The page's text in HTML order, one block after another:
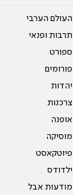
העולם הערבי
תרבות ופנאי
ספורט
פורומים
יהדות
צרכנות
אופנה
מוסיקה
פיוטקאסט
ילדודס
מודעות אבל